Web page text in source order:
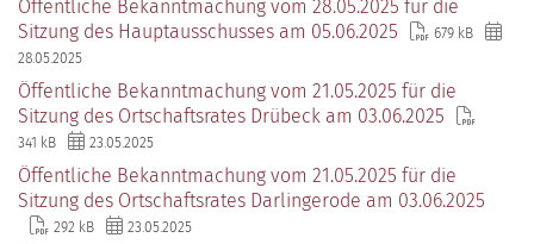
Öffentliche Bekanntmachung vom 28.05.2025 für die
Sitzung des Hauptausschusses am 05.06.2025
679 kB
28.05.2025
Öffentliche Bekanntmachung vom 21.05.2025 für die
Sitzung des Ortschaftsrates Drübeck am 03.06.2025
341 kB 23.05.2025
Öffentliche Bekanntmachung vom 21.05.2025 für die
Sitzung des Ortschaftsrates Darlingerode am 03.06.2025
292 kB 23.05.2025